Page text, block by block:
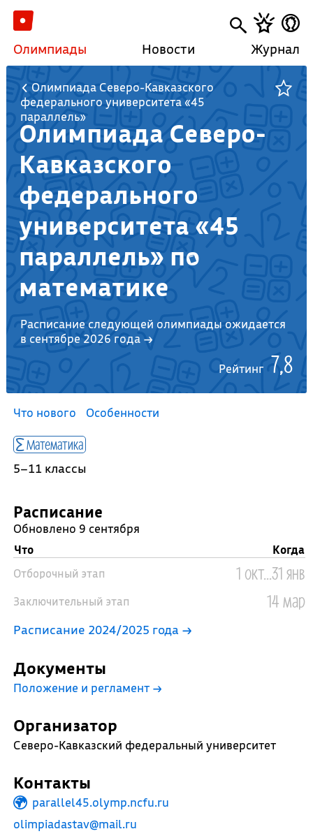
Олимпиады Новости Журнал
Олимпиада Северо-Кавказского
федерального университета «45
параллель»
Олимпиада Северо-
Кавказского
федерального
университета «45
параллель» по
математике
Расписание следующей олимпиады ожидается
в сентябре 2026 года →
Рейтинг 7,8
Что нового Особенности
Математика
5–11 классы
Расписание
Обновлено 9 сентября
Что
Когда
Отборочный этап
1 окт...31 янв
Заключительный этап 14 мар
Расписание 2024/2025 года →
Документы
Положение и регламент →
Организатор
Северо-Кавказский федеральный университет
Контакты
parallel45.olymp.ncfu.ru
olimpiadastav@mail.ru